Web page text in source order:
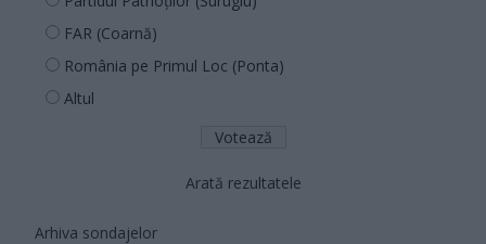
FAR (Coarnă)
România pe Primul Loc (Ponta)
Altul
Arată rezultatele
Arhiva sondajelor